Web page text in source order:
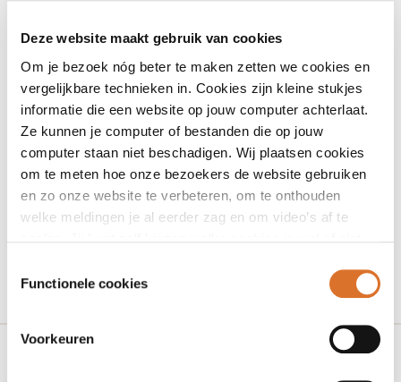
Deze website maakt gebruik van cookies
Om je bezoek nóg beter te maken zetten we cookies en
vergelijkbare technieken in. Cookies zijn kleine stukjes
informatie die een website op jouw computer achterlaat.
Ze kunnen je computer of bestanden die op jouw
computer staan niet beschadigen. Wij plaatsen cookies
om te meten hoe onze bezoekers de website gebruiken
en zo onze website te verbeteren, om te onthouden
welke meldingen je al eerder zag en om video’s af te
Functionele cookies
Voorkeuren
gegeven. genaamd: 'Gebruik van digitale tools voor
Ze sprak over:
Het ontwikkelen van digitale interventies -
gedragsverandering
Het betrokken houden van gebruikers - engagement
Het inzetten van digitale interventie - implementatie
Stuur een mail naar slimmer@ggdnog.nl als je de